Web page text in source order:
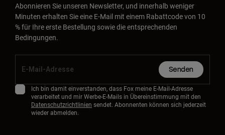
Abonnieren Sie unseren Newsletter, und innerhalb weniger
Minuten erhalten Sie eine E-Mail mit einem Rabattcode von 10
% für Ihre erste Bestellung sowie die entsprechenden
Bedingungen.
Senden
Ich bin damit einverstanden, dass Fox meine E-Mail-Adresse
verarbeitet und mir Werbe-E-Mails in Übereinstimmung mit den
Datenschutzrichtlinien sendet. Abonnenten können sich jederzeit
wieder abmelden.